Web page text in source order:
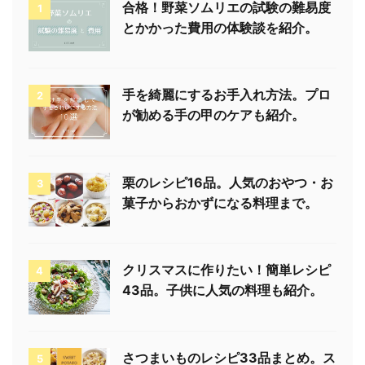
1
合格！野菜ソムリエの試験の難易度
とかかった費用の体験談を紹介。
2
手を綺麗にするお手入れ方法。プロ
が勧める手の甲のケアも紹介。
3
栗のレシピ16品。人気のおやつ・お
菓子からおかずになる料理まで。
4
クリスマスに作りたい！簡単レシピ
43品。子供に人気の料理も紹介。
5 さつまいものレシピ33品まとめ。ス